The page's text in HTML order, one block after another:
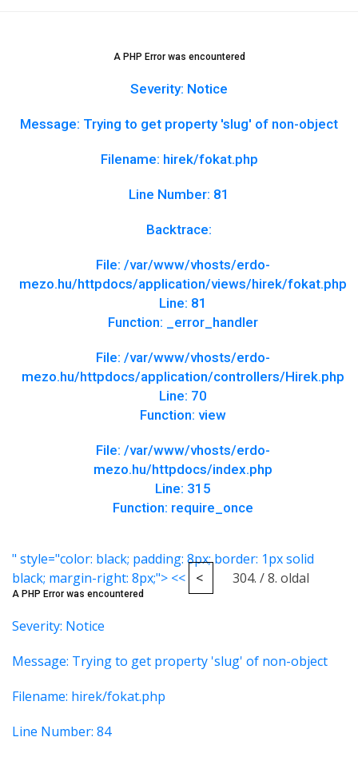
A PHP Error was encountered
Severity: Notice
Message: Trying to get property 'slug' of non-object
Filename: hirek/fokat.php
Line Number: 81
Backtrace:
File: /var/www/vhosts/erdo-
mezo.hu/httpdocs/application/views/hirek/fokat.php
Line: 81
Function: _error_handler
File: /var/www/vhosts/erdo-
mezo.hu/httpdocs/application/controllers/Hirek.php
Line: 70
Function: view
File: /var/www/vhosts/erdo-
mezo.hu/httpdocs/index.php
Line: 315
Function: require_once
" style="color: black; padding: 8px; border: 1px solid
black; margin-right: 8px;"> <<
< 304. / 8. oldal
A PHP Error was encountered
Severity: Notice
Message: Trying to get property 'slug' of non-object
Filename: hirek/fokat.php
Line Number: 84